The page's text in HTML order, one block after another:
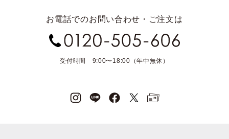
お電話でのお問い合わせ・ご注文は
受付時間 9:00〜18:00（年中無休）